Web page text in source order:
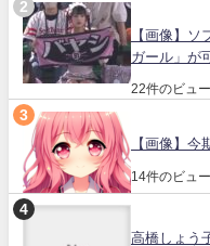
【画像】ソ
ガール」が
22件のビュー
【画像】今
14件のビュー
高橋しょう